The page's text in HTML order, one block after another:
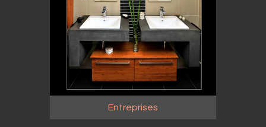
Entreprises